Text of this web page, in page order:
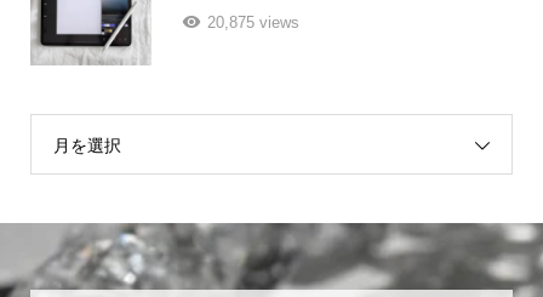
20,875 views
月を選択